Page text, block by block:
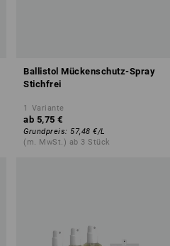
Ballistol Mückenschutz-Spray
Stichfrei
1 Variante
ab 5,75 €
Grundpreis: 57,48 €/L
(m. MwSt.) ab 3 Stück